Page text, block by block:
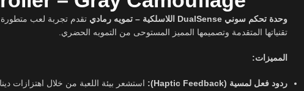
وحدة تحكم سوني DualSense اللاسلكية – تمويه رمادي
تقدم تجربة لعب
تقنياتها المتقدمة وتصميمها المميز المستوحى من التمويه الحضري.
المميزات:
ردود فعل لمسية (Haptic Feedback):
استشعر بيئة اللعبة من خلال اهتزازات